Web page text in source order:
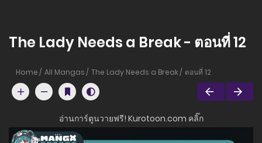
The Lady Needs a Break - ตอนที่ 12
Home All Mangas The Lady Needs a Break ตอนที่ 12
อ่านการ์ตูนวายฟรี! Kurotoon.com คลิ๊ก